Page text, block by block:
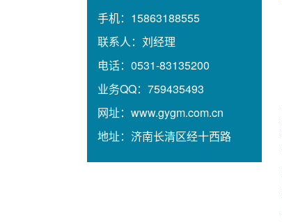
手机： 15863188555
联系人： 刘经理
电话： 0531-83135200
业务QQ： 759435493
网址： www.gygm.com.cn
地址： 济南长清区经十西路